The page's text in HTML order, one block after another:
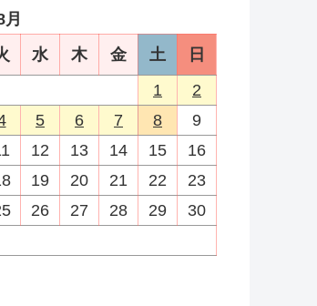
水 木 金 土
日
1
2
5 6 7 8
9
12 13 14 15
16
19 20 21 22
23
26 27 28 29
30